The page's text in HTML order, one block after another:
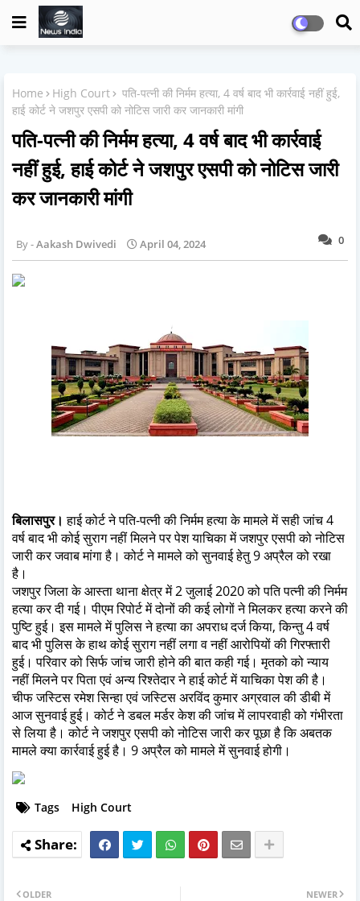
Home High Court
पति-पत्नी की निर्मम हत्या, 4 वर्ष बाद भी कार्रवाई नहीं हुई,
हाई कोर्ट ने जशपुर एसपी को नोटिस जारी कर जानकारी मांगी
पति-पत्नी की निर्मम हत्या, 4 वर्ष बाद भी कार्रवाई
नहीं हुई, हाई कोर्ट ने जशपुर एसपी को नोटिस जारी
कर जानकारी मांगी
0
Aakash Dwivedi April 04, 2024
बिलासपुर। हाई कोर्ट ने पति-पत्नी की निर्मम हत्या के मामले में सही जांच 4
वर्ष बाद भी कोई सुराग नहीं मिलने पर पेश याचिका में जशपुर एसपी को नोटिस
जारी कर जवाब मांगा है। कोर्ट ने मामले को सुनवाई हेतु 9 अप्रैल को रखा
है।
जशपुर जिला के आस्ता थाना क्षेत्र में 2 जुलाई 2020 को पति पत्नी की निर्मम
हत्या कर दी गई। पीएम रिपोर्ट में दोनों की कई लोगों ने मिलकर हत्या करने की
पुष्टि हुई। इस मामले में पुलिस ने हत्या का अपराध दर्ज किया, किन्तु 4 वर्ष
बाद भी पुलिस के हाथ कोई सुराग नहीं लगा व नहीं आरोपियों की गिरफ्तारी
हुई। परिवार को सिर्फ जांच जारी होने की बात कही गई। मृतको को न्याय
नहीं मिलने पर पिता एवं अन्य रिश्तेदार ने हाई कोर्ट में याचिका पेश की है।
चीफ जस्टिस रमेश सिन्हा एवं जस्टिस अरविंद कुमार अग्रवाल की डीबी में
आज सुनवाई हुई। कोर्ट ने डबल मर्डर केश की जांच में लापरवाही को गंभीरता
से लिया है। कोर्ट ने जशपुर एसपी को नोटिस जारी कर पूछा है कि अबतक
मामले क्या कार्रवाई हुई है। 9 अप्रैल को मामले में सुनवाई होगी।
Tags High Court
NEWER
OLDER